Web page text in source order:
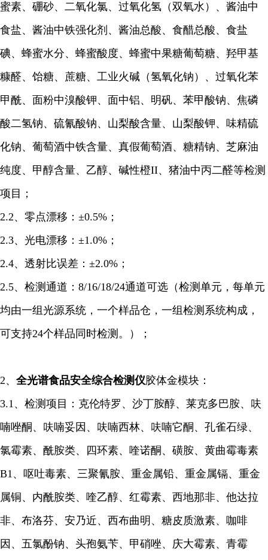
蜜素、硼砂、二氧化氯、过氧化氢（双氧水）、酱油中
食盐、酱油中铁强化剂、酱油总酸、食醋总酸、食盐
碘、蜂蜜水分、蜂蜜酸度、蜂蜜中果糖葡萄糖、羟甲基
糠醛、饴糖、蔗糖、工业火碱（氢氧化钠）、过氧化苯
甲酰、面粉中溴酸钾、面中铝、明矾、苯甲酸钠、焦磷
酸二氢钠、硫氰酸钠、山梨酸含量、山梨酸钾、味精硫
化钠、葡萄酒中铁含量、真假葡萄酒、糖精钠、芝麻油
纯度、甲醇含量、乙醇、碱性橙II、猪油中丙二醛等检测
项目；
2.2、零点漂移：±0.5%；
2.3、光电漂移：±1.0%；
2.4、透射比误差：±2.0%；
2.5、检测通道：8/16/18/24通道可选（检测单元，每单元
均由一组光源系统，一个样品仓，一组检测系统构成，
可支持24个样品同时检测。）；
2、 全光谱食品安全综合检测仪胶体金模块：
3.1、检测项目：克伦特罗、沙丁胺醇、莱克多巴胺、呋
喃唑酮、呋喃妥因、呋喃西林、呋喃它酮、孔雀石绿、
氯霉素、酰胺类、四环素、喹诺酮、磺胺、黄曲霉毒素
B1、呕吐毒素、三聚氰胺、重金属铅、重金属镉、重金
属铜、内酰胺类、喹乙醇、红霉素、西地那非、他达拉
非、布洛芬、安乃近、西布曲明、糖皮质激素、咖啡
因、五氯酚钠、头孢氨苄、甲硝唑、庆大霉素、青霉